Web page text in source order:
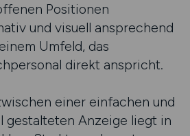
Positionen
und visuell ansprechend
Umfeld, das
direkt anspricht.
einer einfachen und
gestalteten Anzeige liegt in